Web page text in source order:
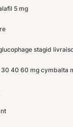
5 mg
stagid
40 60 mg cymbalta